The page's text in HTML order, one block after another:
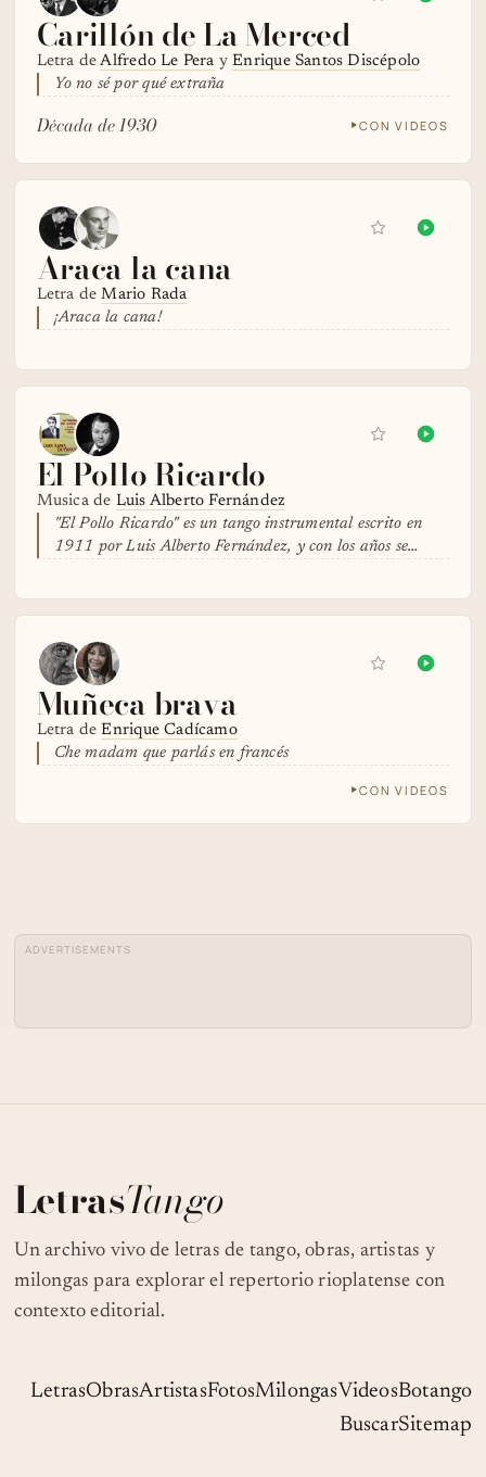
Carillón de La Merced
Letra deAlfredo Le Pera yEnrique Santos Discépolo
Yo no sé por qué extraña
Década de 1930 CON VIDEOS
Araca la cana
Letra deMario Rada
¡Araca la cana!
El Pollo Ricardo
Musica de Luis Alberto Fernández
"El Pollo Ricardo" es un tango instrumental escrito en
1911 por Luis Alberto Fernández, y con los años se…
Muñeca brava
Letra deEnrique Cadícamo
Che madam que parlás en francés
CON VIDEOS
ADVERTISEMENTS
LetrasTango
Un archivo vivo de letras de tango, obras, artistas y
milongas para explorar el repertorio rioplatense con
contexto editorial.
LetrasObrasArtistasFotosMilongasVideosBotango
BuscarSitemap